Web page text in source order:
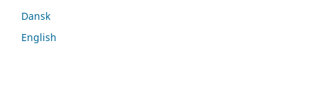
Dansk
English